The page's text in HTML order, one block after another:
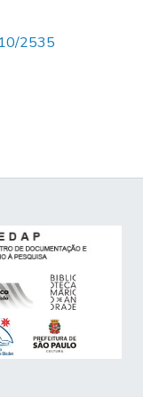
2535